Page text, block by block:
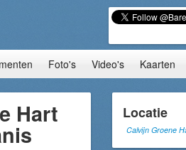
Foto's Video's Kaarten
Hart Locatie
Calvijn Groene